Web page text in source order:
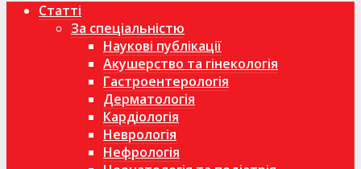
Статті
За спеціальністю
Наукові публікації
Акушерство та гінекологія
Гастроентерологія
Дерматологія
Кардіологія
Неврологія
Нефрологія